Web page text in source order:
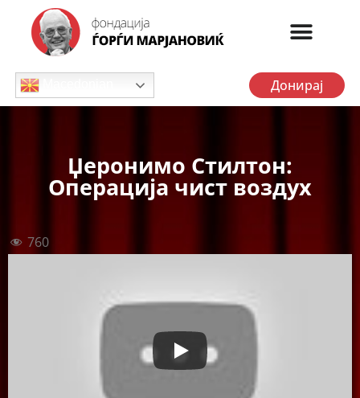
Донирај
Џеронимо Стилтон:
Операција чист воздух
760